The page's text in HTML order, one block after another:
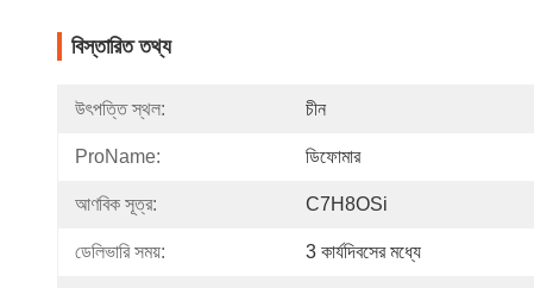
বিস্তারিত তথ্য
উৎপত্তি স্থল: চীন
ProName: ডিফোমার
আণবিক সূত্র: C7H8OSi
ডেলিভারি সময়: 3 কার্যদিবসের মধ্যে